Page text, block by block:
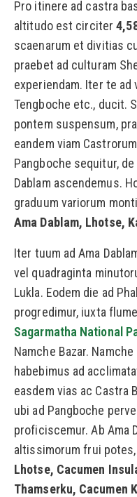
Pro itinere ad castra
altitudo est circiter
scaenarum et divitias
praebet ad culturam
experiendam. Iter te ad
Tengboche etc., ducit.
pontem suspensum,
eandem viam
Pangboche sequitur,
Dablam ascendemus.
graduum variorum
Ama Dablam, Lhotse,
Iter tuum ad Ama
vel quadraginta
Lukla. Eodem die ad
progredimur, iuxta
Sagarmatha National
Namche Bazar.
habebimus ad
easdem vias ac Castra
ubi ad Pangboche
proficiscemur. Ab Ama
altissimorum frui
Lhotse, Cacumen
Thamserku, Cacumen